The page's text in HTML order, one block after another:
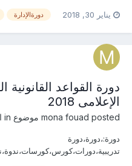
والعلاقات العامة، استراتيجيات ،
،المهارات ،الإتصال،التنظيم،ا...
يناير 30, 2018 دورةالإدارة
دورة القواعد القانونية
الإعلامى 2018
mona fouad posted موضوع in
دورة:،دورة،دورة